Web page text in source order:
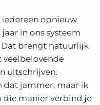
iedereen opnieuw
in ons systeem
brengt natuurlijk
veelbelovende
uitschrijven.
dat jammer, maar ik
die manier verbind je